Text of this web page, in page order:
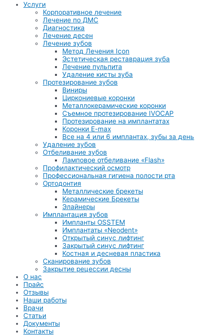
Услуги
Корпоративное лечение
Лечение по ДМС
Диагностика
Лечение десен
Лечение зубов
Метод Лечения Icon
Эстетическая реставрация зуба
Лечение пульпита
Удаление кисты зуба
Протезирование зубов
Виниры
Циркониевые коронки
Металлокерамические коронки
Съемное протезирование IVOCAP
Протезирование на имплантатах
Коронки E-max
Все на 4 или 6 имплантах, зубы за день
Удаление зубов
Отбеливание зубов
Ламповое отбеливание «Flash»
Профилактический осмотр
Профессиональная гигиена полости рта
Ортодонтия
Металлические брекеты
Керамические Брекеты
Элайнеры
Имплантация зубов
Импланты OSSTEM
Имплантаты «Neodent»
Открытый синус лифтинг
Закрытый синус лифтинг
Костная и десневая пластика
Сканирование зубов
Закрытие рецессии десны
О нас
Прайс
Отзывы
Наши работы
Врачи
Статьи
Документы
Контакты